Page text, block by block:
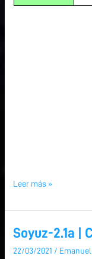
Leer más »
Soyuz-2.1a |
22/03/2021 /
Soyuz-